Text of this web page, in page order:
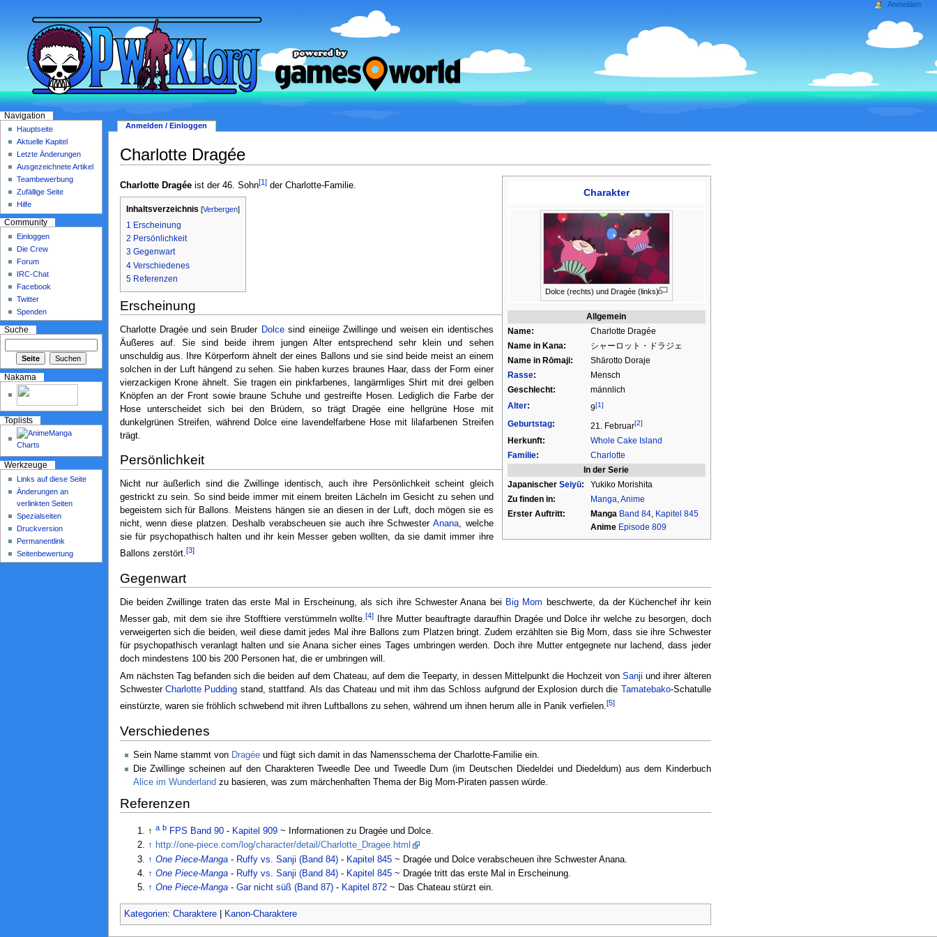
Charlotte Dragée
Charakter
Dolce (rechts) und Dragée (links)
Allgemein
Name:
Charlotte Dragée
Name in Kana:
シャーロット・ドラジェ
Name in Rōmaji:
Shārotto Doraje
Rasse:
Mensch
Geschlecht:
männlich
Alter: 9[1]
Geburtstag: 21. Februar[2]
Herkunft:
Whole Cake Island
Familie:
Charlotte
In der Serie
Japanischer Seiyū:
Yukiko Morishita
Zu finden in:
Manga Anime
Erster Auftritt:
Manga Band 84, Kapitel 845
Anime Episode 809
Charlotte Dragéeist der 46. Sohn[1]der Charlotte-Familie.
Inhaltsverzeichnis [Verbergen]
1 Erscheinung
2 Persönlichkeit
3 Gegenwart
4 Verschiedenes
5 Referenzen
Erscheinung
Charlotte Dragée und sein Bruder Dolcesind eineiige Zwillinge und weisen ein identisches
Äußeres auf. Sie sind beide ihrem jungen Alter entsprechend sehr klein und sehen
unschuldig aus. Ihre Körperform ähnelt der eines Ballons und sie sind beide meist an einem
solchen in der Luft hängend zu sehen. Sie haben kurzes braunes Haar, dass der Form einer
vierzackigen Krone ähnelt. Sie tragen ein pinkfarbenes, langärmliges Shirt mit drei gelben
Knöpfen an der Front sowie braune Schuhe und gestreifte Hosen. Lediglich die Farbe der
Hose unterscheidet sich bei den Brüdern, so trägt Dragée eine hellgrüne Hose mit
dunkelgrünen Streifen, während Dolce eine lavendelfarbene Hose mit lilafarbenen Streifen
trägt.
Persönlichkeit
Nicht nur äußerlich sind die Zwillinge identisch, auch ihre Persönlichkeit scheint gleich
gestrickt zu sein. So sind beide immer mit einem breiten Lächeln im Gesicht zu sehen und
begeistern sich für Ballons. Meistens hängen sie an diesen in der Luft, doch mögen sie es
nicht, wenn diese platzen. Deshalb verabscheuen sie auch ihre Schwester Anana, welche
sie für psychopathisch halten und ihr kein Messer geben wollten, da sie damit immer ihre
Ballons zerstört.[3]
Gegenwart
Die beiden Zwillinge traten das erste Mal in Erscheinung, als sich ihre Schwester Anana bei Big Mom
beschwerte, da der Küchenchef ihr kein
Messer gab, mit dem sie ihre Stofftiere verstümmeln wollte.[4]
Ihre Mutter beauftragte daraufhin Dragée und Dolce ihr welche zu besorgen, doch
verweigerten sich die beiden, weil diese damit jedes Mal ihre Ballons zum Platzen bringt. Zudem erzählten sie Big Mom, dass sie ihre Schwester
für psychopathisch veranlagt halten und sie Anana sicher eines Tages umbringen werden. Doch ihre Mutter entgegnete nur lachend, dass jeder
doch mindestens 100 bis 200 Personen hat, die er umbringen will.
Am nächsten Tag befanden sich die beiden auf dem Chateau, auf dem die Teeparty, in dessen Mittelpunkt die Hochzeit vonSanji und ihrer älteren
SchwesterCharlotte Pudding stand, stattfand. Als das Chateau und mit ihm das Schloss aufgrund der Explosion durch die Tamatebako-Schatulle
einstürzte, waren sie fröhlich schwebend mit ihren Luftballons zu sehen, während um ihnen herum alle in Panik verfielen.[5]
Verschiedenes
Sein Name stammt von Dragéeund fügt sich damit in das Namensschema der Charlotte-Familie ein.
Die Zwillinge scheinen auf den Charakteren Tweedle Dee und Tweedle Dum (im Deutschen Diedeldei und Diedeldum) aus dem Kinderbuch
Alice im Wunderland zu basieren, was zum märchenhaften Thema der Big Mom-Piraten passen würde.
Referenzen
↑a b FPS Band 90 - Kapitel 909 ~ Informationen zu Dragée und Dolce.
↑ http://one-piece.com/log/character/detail/Charlotte_Dragee.html
↑ One Piece-Manga - Ruffy vs. Sanji (Band 84) - Kapitel 845 ~ Dragée und Dolce verabscheuen ihre Schwester Anana.
↑ One Piece-Manga - Ruffy vs. Sanji (Band 84) - Kapitel 845 ~ Dragée tritt das erste Mal in Erscheinung.
↑ One Piece-Manga -Gar nicht süß (Band 87) - Kapitel 872 ~ Das Chateau stürzt ein.
Kategorien: Charaktere| Kanon-Charaktere
Anmelden / Einloggen
Anmelden
Navigation
Hauptseite
Aktuelle Kapitel
Letzte Änderungen
Ausgezeichnete Artikel
Teambewerbung
Zufällige Seite
Hilfe
Community
Einloggen
Die Crew
Forum
IRC-Chat
Facebook
Twitter
Spenden
Suche
Nakama
Toplists
Werkzeuge
Links auf diese Seite
Änderungen an
verlinkten Seiten
Spezialseiten
Druckversion
Permanentlink
Seitenbewertung